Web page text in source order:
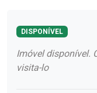
DISPONÍVEL
Imóvel disponível.
visita-lo